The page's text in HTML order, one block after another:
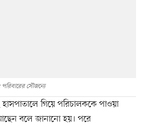
পরিবারের সৌজন্যে
গিয়ে পরিচালককে পাওয়া
বলে জানানো হয়। পরে